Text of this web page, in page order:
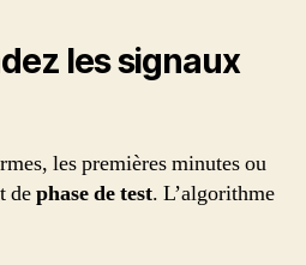
les signaux
les premières minutes ou
dephase de test. L’algorithme